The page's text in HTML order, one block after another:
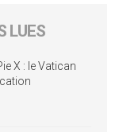
LUES
X : le Vatican